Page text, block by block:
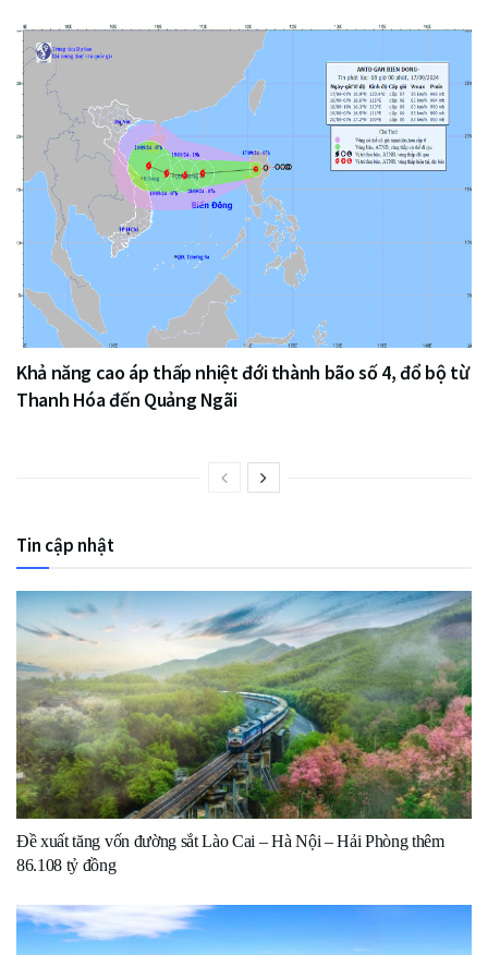
Khả năng cao áp thấp nhiệt đới thành bão số 4, đổ bộ từ
Thanh Hóa đến Quảng Ngãi
Tin cập nhật
Đề xuất tăng vốn đường sắt Lào Cai – Hà Nội – Hải Phòng thêm
86.108 tỷ đồng